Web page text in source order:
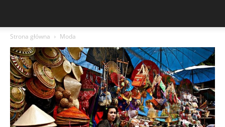
Strona główna Moda